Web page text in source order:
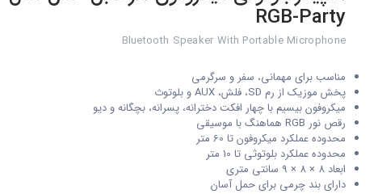
RGB-Party
Bluetooth Speaker With Portable Microphone
مناسب برای مهمانی، سفر و سرگرمی
پخش موزیک از رم SD، فلش، AUX و بلوتوث
میکروفون بیسیم با چهار افکت دخترانه، پسرانه، بچگانه و دیو
رقص نور RGB هماهنگ با موسیقی
محدوده عملکرد میکروفون تا 60 متر
محدوده عملکرد بلوتوثی تا 10 متر
ابعاد 8 × 8 × 9 سانتی متری
دارای بند چرمی برای حمل آسان